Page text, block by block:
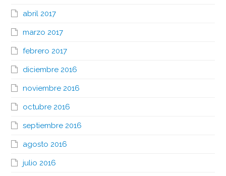
abril 2017
marzo 2017
febrero 2017
diciembre 2016
noviembre 2016
octubre 2016
septiembre 2016
agosto 2016
julio 2016